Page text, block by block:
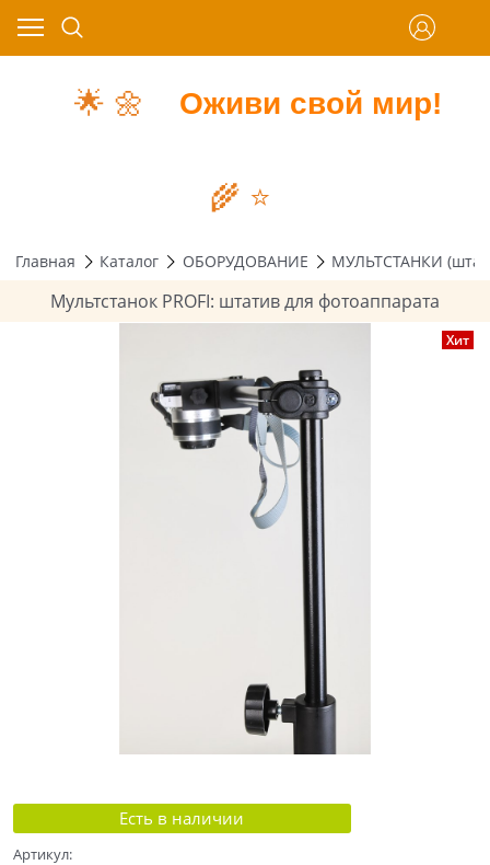
🌟 🌼 Оживи свой мир!
🌾 ⭐️
Главная Каталог ОБОРУДОВАНИЕ МУЛЬТСТАНКИ
Мультстанок PROFI: штатив для фотоаппарата
Хит
Есть в наличии
Артикул: